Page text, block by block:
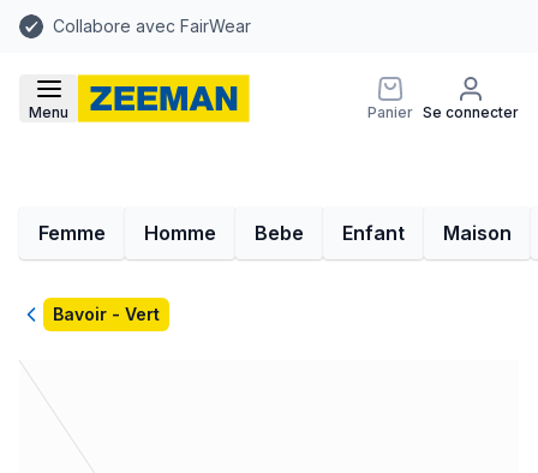
Collabore avec FairWear
Menu Panier Se connecter
Femme Homme Bebe Enfant Maison
RetourBavoir - Vert